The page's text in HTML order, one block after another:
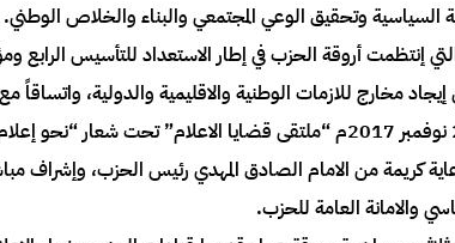
السياسية وتحقيق الوعي المجتمعي والبناء والخلاص الوطني.
إنتظمت أروقة الحزب في إطار الاستعداد للتأسيس الرابع
مخارج للازمات الوطنية والاقليمية والدولية،
برعاية كريمة من الامام الصادق المهدي رئيس الحزب، وإشراف
والامانة العامة للحزب.